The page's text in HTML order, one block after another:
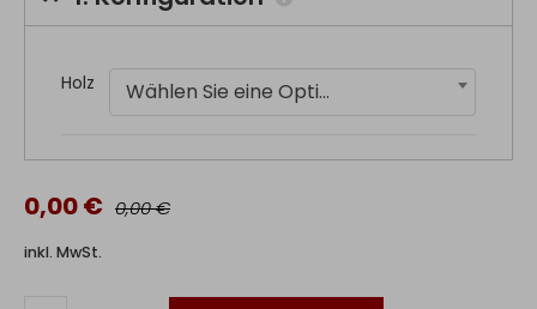
Holz Wählen Sie eine Option
0,00 € 0,00 €
inkl. MwSt.